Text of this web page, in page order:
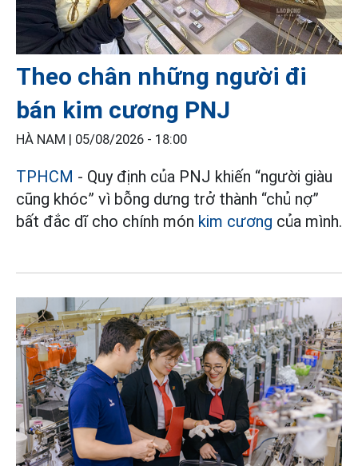
Theo chân những người đi
bán kim cương PNJ
HÀ NAM | 05/08/2026 - 18:00
TPHCM - Quy định của PNJ khiến “người giàu
cũng khóc” vì bỗng dưng trở thành “chủ nợ”
bất đắc dĩ cho chính món kim cương của mình.